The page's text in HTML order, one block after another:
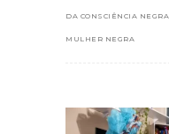
DA CONSCIÊNCIA NEGRA
MULHER NEGRA